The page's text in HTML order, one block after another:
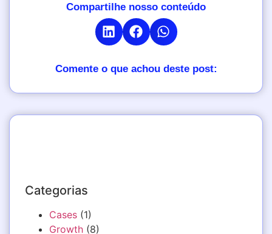
Compartilhe nosso conteúdo
Comente o que achou deste post:
Categorias
Cases (1)
Growth (8)